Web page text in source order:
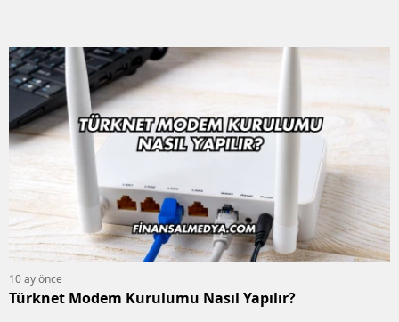
10 ay önce
Türknet Modem Kurulumu Nasıl Yapılır?